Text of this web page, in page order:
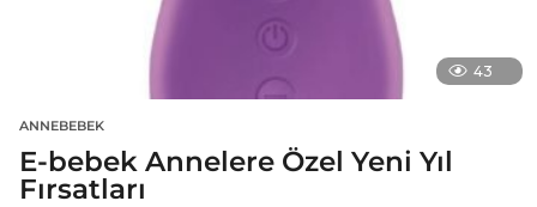
43
ANNEBEBEK
E-bebek Annelere Özel Yeni Yıl
Fırsatları